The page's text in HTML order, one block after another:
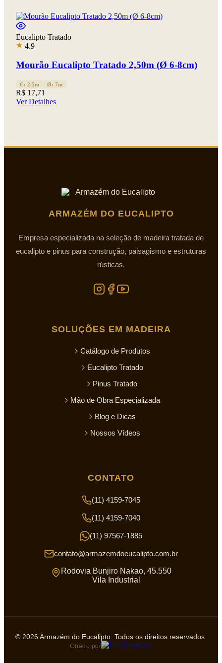
Eucalipto Tratado
4.9
Mourão Eucalipto Tratado 2,50m (Ø 6-8cm)
C: 2.5m Ø: 7m
R$ 17,71
Ver Detalhes
ARMAZÉM DO EUCALIPTO
Empresa especializada na seleção de madeira tratada de
eucalipto e pinus para construção, paisagismo e estruturas
rústicas.
SOLUÇÕES EM MADEIRA
Catálogo de Produtos
Eucalipto Tratado
Pinus Tratado
Mão de Obra Especializada
Blog e Dicas
Nossos Vídeos
CONTATO
(11) 4159-7045
(11) 4159-7040
(11) 97567-1885
contato@armazemdoeucalipto.com.br
Rodovia Bunjiro Nakao, 45.550
Vila Industrial
© 2026 Armazém do Eucalipto. Todos os direitos reservados.
Criado por